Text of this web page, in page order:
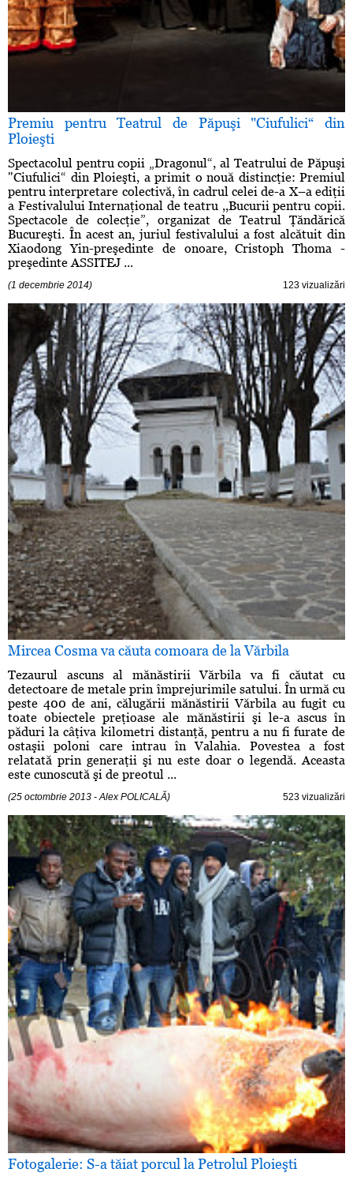
Premiu pentru Teatrul de Păpuşi "Ciufulici“ din
Ploieşti
Spectacolul pentru copii „Dragonul“, al Teatrului de Păpuşi
"Ciufulici“ din Ploieşti, a primit o nouă distincţie: Premiul
pentru interpretare colectivă, în cadrul celei de-a X–a ediţii
a Festivalului Internaţional de teatru ,,Bucurii pentru copii.
Spectacole de colecţie”, organizat de Teatrul Ţăndărică
Bucureşti. În acest an, juriul festivalului a fost alcătuit din
Xiaodong Yin-preşedinte de onoare, Cristoph Thoma -
preşedinte ASSITEJ ...
(1 decembrie 2014) 123 vizualizări
Mircea Cosma va căuta comoara de la Vărbila
Tezaurul ascuns al mănăstirii Vărbila va fi căutat cu
detectoare de metale prin împrejurimile satului. În urmă cu
peste 400 de ani, călugării mănăstirii Vărbila au fugit cu
toate obiectele preţioase ale mănăstirii şi le-a ascus în
păduri la câţiva kilometri distanţă, pentru a nu fi furate de
ostaşii poloni care intrau în Valahia. Povestea a fost
relatată prin generaţii şi nu este doar o legendă. Aceasta
este cunoscută şi de preotul ...
(25 octombrie 2013 - Alex POLICALĂ) 523 vizualizări
Fotogalerie: S-a tăiat porcul la Petrolul Ploieşti